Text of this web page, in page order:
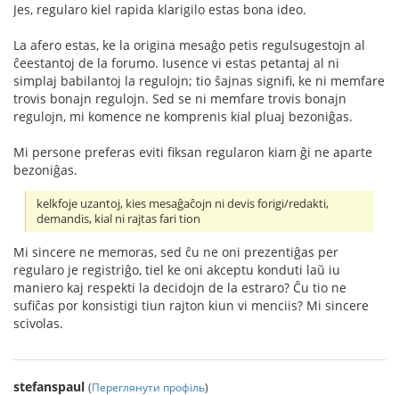
Jes, regularo kiel rapida klarigilo estas bona ideo.
La afero estas, ke la origina mesaĝo petis regulsugestojn al
ĉeestantoj de la forumo. Iusence vi estas petantaj al ni
simplaj babilantoj la regulojn; tio ŝajnas signifi, ke ni memfare
trovis bonajn regulojn. Sed se ni memfare trovis bonajn
regulojn, mi komence ne komprenis kial pluaj bezoniĝas.
Mi persone preferas eviti fiksan regularon kiam ĝi ne aparte
bezoniĝas.
kelkfoje uzantoj, kies mesaĝaĉojn ni devis forigi/redakti,
demandis, kial ni rajtas fari tion
Mi sincere ne memoras, sed ĉu ne oni prezentiĝas per
regularo je registriĝo, tiel ke oni akceptu konduti laŭ iu
maniero kaj respekti la decidojn de la estraro? Ĉu tio ne
sufiĉas por konsistigi tiun rajton kiun vi menciis? Mi sincere
scivolas.
stefanspaul (Переглянути профіль)